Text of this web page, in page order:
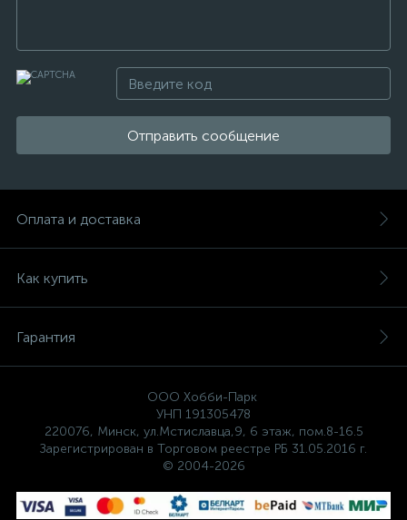
Отправить сообщение
Оплата и доставка
Как купить
Гарантия
ООО Хобби-Парк
УНП 191305478
220076, Минск, ул.Мстиславца,9, 6 этаж, пом.8-16.5
Зарегистрирован в Торговом реестре РБ 31.05.2016 г.
© 2004-2026